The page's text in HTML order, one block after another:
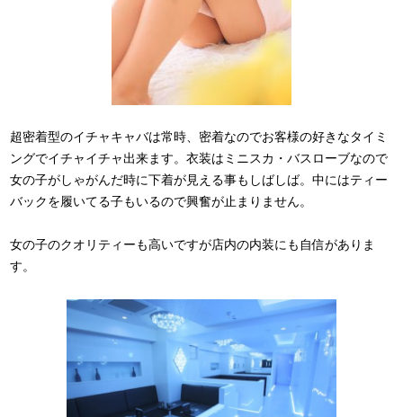
超密着型のイチャキャバは常時、密着なのでお客様の好きなタイミ
ングでイチャイチャ出来ます。衣装はミニスカ・バスローブなので
女の子がしゃがんだ時に下着が見える事もしばしば。中にはティー
バックを履いてる子もいるので興奮が止まりません。
女の子のクオリティーも高いですが店内の内装にも自信がありま
す。